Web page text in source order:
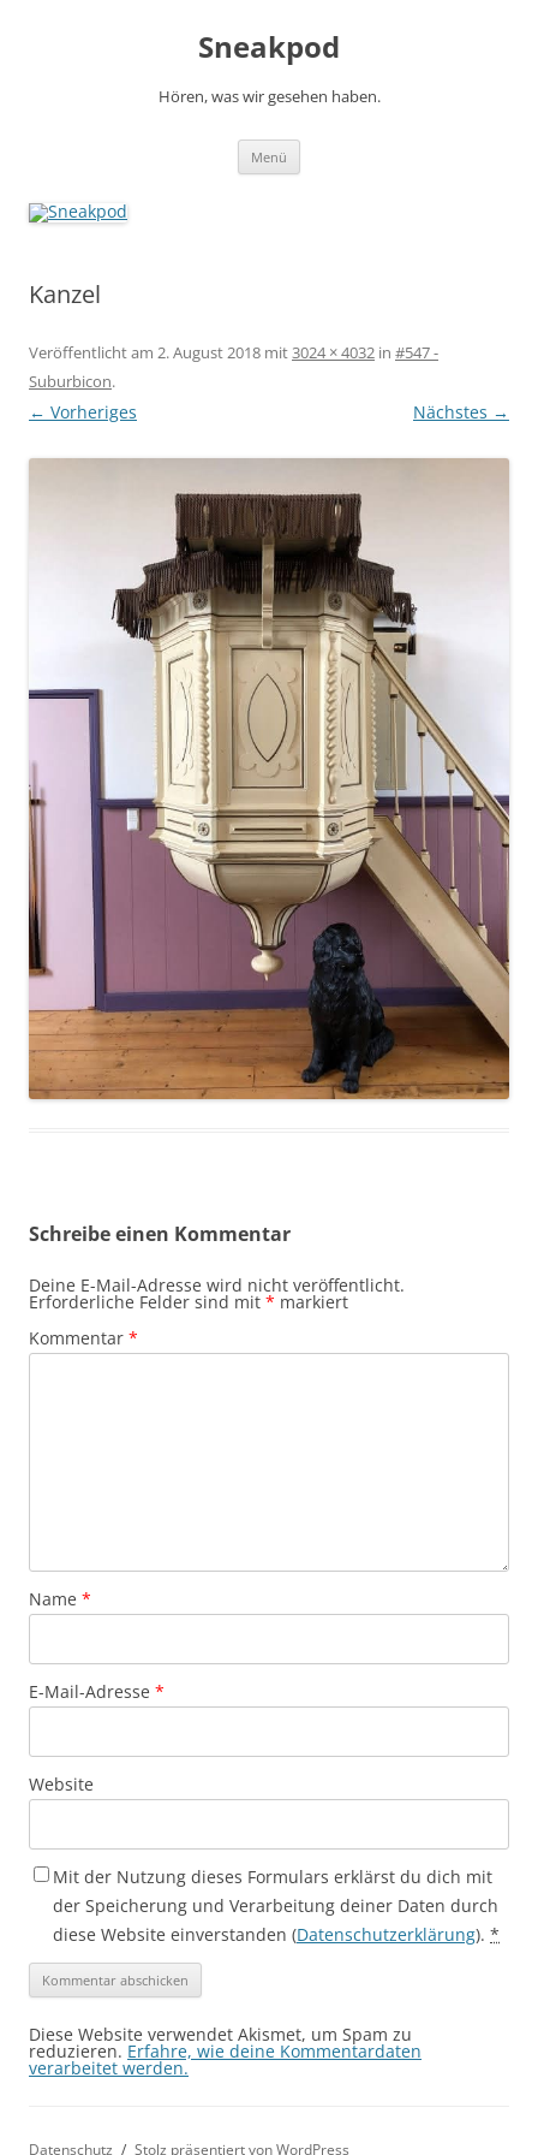
Sneakpod
Hören, was wir gesehen haben.
Menü
Kanzel
Veröffentlicht am 2. August 2018 mit3024 × 4032 in #547 -
Suburbicon.
← Vorheriges Nächstes →
Schreibe einen Kommentar
Deine E-Mail-Adresse wird nicht veröffentlicht.
Erforderliche Felder sind mit * markiert
Kommentar *
Name *
E-Mail-Adresse *
Website
Mit der Nutzung dieses Formulars erklärst du dich mit
der Speicherung und Verarbeitung deiner Daten durch
diese Website einverstanden (Datenschutzerklärung). *
Diese Website verwendet Akismet, um Spam zu
reduzieren. Erfahre, wie deine Kommentardaten
verarbeitet werden.
Datenschutz Stolz präsentiert von WordPress